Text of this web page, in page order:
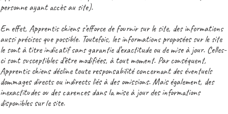
personne ayant accès au site).
En effet, Apprentis chiens s’efforce de fournir sur le site, des informations
aussi précises que possible. Toutefois, les informations proposées sur le site
le sont à titre indicatif sans garantie d’exactitude ou de mise à jour. Celles-
ci sont susceptibles d’être modifiées, à tout moment. Par conséquent,
Apprentis chiens décline toute responsabilité concernant des éventuels
dommages directs ou indirects liés à des omissions. Mais également, des
inexactitudes ou des carences dans la mise à jour des informations
disponibles sur le site.